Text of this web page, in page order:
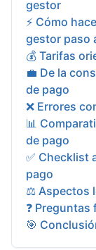
gestor
⚡ Cómo
gestor paso
💰 Tarifas
💼 De la
de pago
❌ Errores
📊
de pago
✅ Checklist
pago
⚖️ Aspectos
❓
🎯